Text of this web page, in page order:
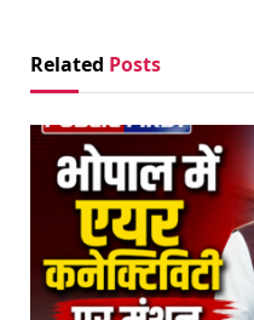
Related Posts